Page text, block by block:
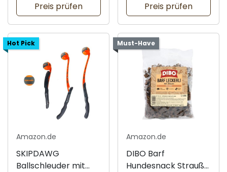
Preis prüfen
Preis prüfen
Hot Pick
Amazon.de
SKIPDAWG
Ballschleuder mit
Must-Have
Amazon.de
DIBO Barf
Hundesnack Strauß